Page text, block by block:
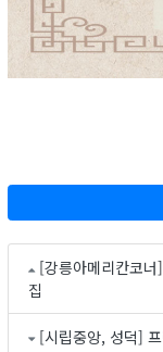
[강릉아메리칸코
집
[시립중앙, 성덕]